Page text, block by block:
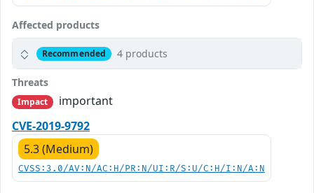
Affected products
Recommended 4 products
Threats
Impact
important
CVE-2019-9792
5.3 (Medium)
CVSS:3.0/AV:N/AC:H/PR:N/UI:R/S:U/C:H/I:N/A:N